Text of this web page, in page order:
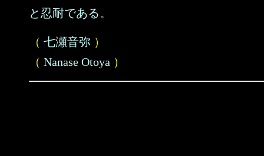
と忍耐である。
（ 七瀬音弥 ）
（ Nanase Otoya ）